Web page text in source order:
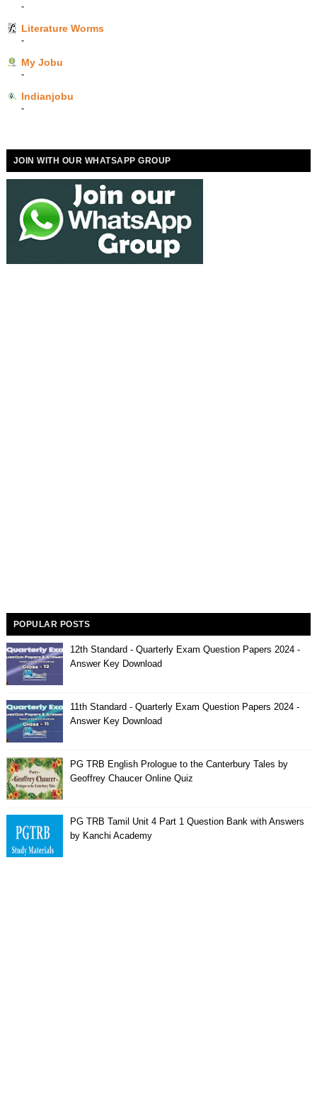
-
Literature Worms
-
My Jobu
-
Indianjobu
-
JOIN WITH OUR WHATSAPP GROUP
POPULAR POSTS
12th Standard - Quarterly Exam Question Papers 2024 -
Answer Key Download
11th Standard - Quarterly Exam Question Papers 2024 -
Answer Key Download
PG TRB English Prologue to the Canterbury Tales by
Geoffrey Chaucer Online Quiz
PG TRB Tamil Unit 4 Part 1 Question Bank with Answers
by Kanchi Academy